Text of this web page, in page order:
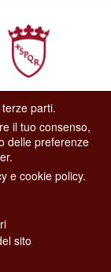
e Moda.
08
parti.
il tuo consenso,
delle preferenze
e cookie policy.
sito